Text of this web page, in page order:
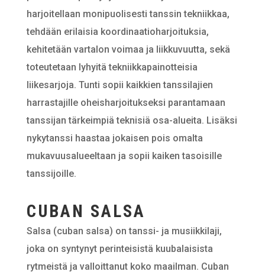
harjoitellaan monipuolisesti tanssin tekniikkaa,
tehdään erilaisia koordinaatioharjoituksia,
kehitetään vartalon voimaa ja liikkuvuutta, sekä
toteutetaan lyhyitä tekniikkapainotteisia
liikesarjoja. Tunti sopii kaikkien tanssilajien
harrastajille oheisharjoitukseksi parantamaan
tanssijan tärkeimpiä teknisiä osa-alueita. Lisäksi
nykytanssi haastaa jokaisen pois omalta
mukavuusalueeltaan ja sopii kaiken tasoisille
tanssijoille.
CUBAN SALSA
Salsa (cuban salsa) on tanssi- ja musiikkilaji,
joka on syntynyt perinteisistä kuubalaisista
rytmeistä ja valloittanut koko maailman. Cuban